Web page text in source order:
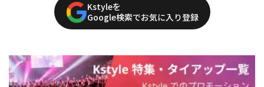
Kstyleを
Google検索でお気に入り登録